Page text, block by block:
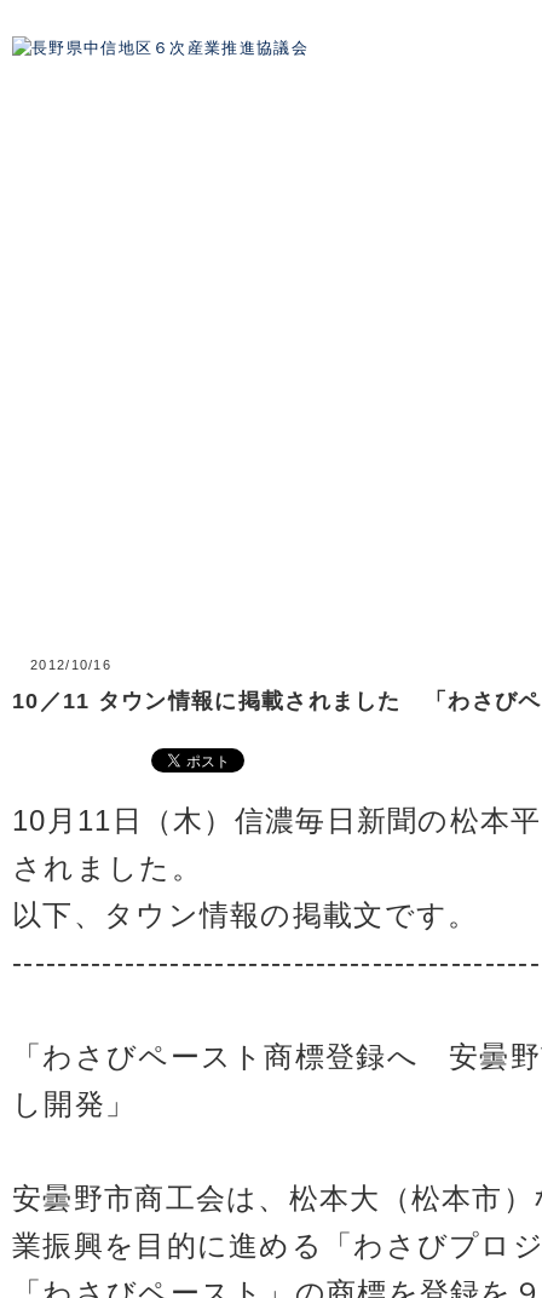
2012/10/16
10／11 タウン情報に掲載されました 「わさび
10月11日（木）信濃毎日新聞の松本
されました。
以下、タウン情報の掲載文です。
「わさびペースト商標登録へ 安曇
し開発」
安曇野市商工会は、松本大（松本市
業振興を目的に進める「わさびプロ